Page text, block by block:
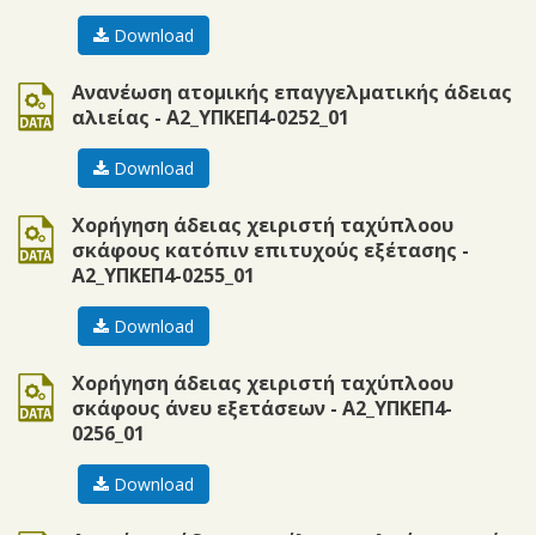
Download
Ανανέωση ατομικής επαγγελματικής άδειας
αλιείας - Α2_ΥΠΚΕΠ4-0252_01
doc
Download
Χορήγηση άδειας χειριστή ταχύπλοου
σκάφους κατόπιν επιτυχούς εξέτασης -
Α2_ΥΠΚΕΠ4-0255_01
doc
Download
Χορήγηση άδειας χειριστή ταχύπλοου
σκάφους άνευ εξετάσεων - Α2_ΥΠΚΕΠ4-
0256_01
doc
Download